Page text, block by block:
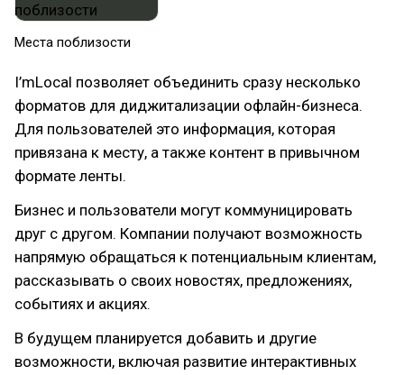
Места поблизости​
I’mLocal позволяет объединить сразу несколько
форматов для диджитализации офлайн-бизнеса.
Для пользователей это информация, которая
привязана к месту, а также контент в привычном
формате ленты.
Бизнес и пользователи могут коммуницировать
друг с другом. Компании получают возможность
напрямую обращаться к потенциальным клиентам,
рассказывать о своих новостях, предложениях,
событиях и акциях.
В будущем планируется добавить и другие
возможности, включая развитие интерактивных